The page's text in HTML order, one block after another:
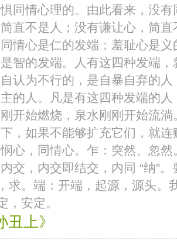
同情心理的。由此看来，没
直不是人；没有谦让心，简
情心是仁的发端；羞耻心是
智的发端。人有这四种发端
认为不行的，是自暴自弃的
的人。凡是有这四种发端的
开始燃烧，泉水刚刚开始流
，如果不能够扩充它们，就
心，同情心。乍：突然、忽
交，内交即结交，内同 “纳”
求。端：开端，起源，源头。
，安定。
丑上》